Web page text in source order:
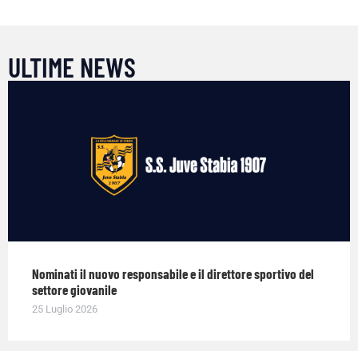
ULTIME NEWS
Nominati il nuovo responsabile e il direttore sportivo del
settore giovanile
25 Luglio 2026